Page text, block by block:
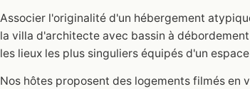
Associer l'originalité d'un hébergement
la villa d'architecte avec bassin à
les lieux les plus singuliers équipés d'un
Nos hôtes proposent des logements filmés en